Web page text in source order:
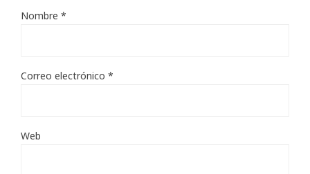
Nombre *
Correo electrónico *
Web